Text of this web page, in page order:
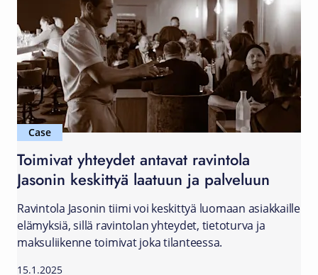
Case
Toimivat yhteydet antavat ravintola
Jasonin keskittyä laatuun ja palveluun
Ravintola Jasonin tiimi voi keskittyä luomaan asiakkaille
elämyksiä, sillä ravintolan yhteydet, tietoturva ja
maksuliikenne toimivat joka tilanteessa.
15.1.2025